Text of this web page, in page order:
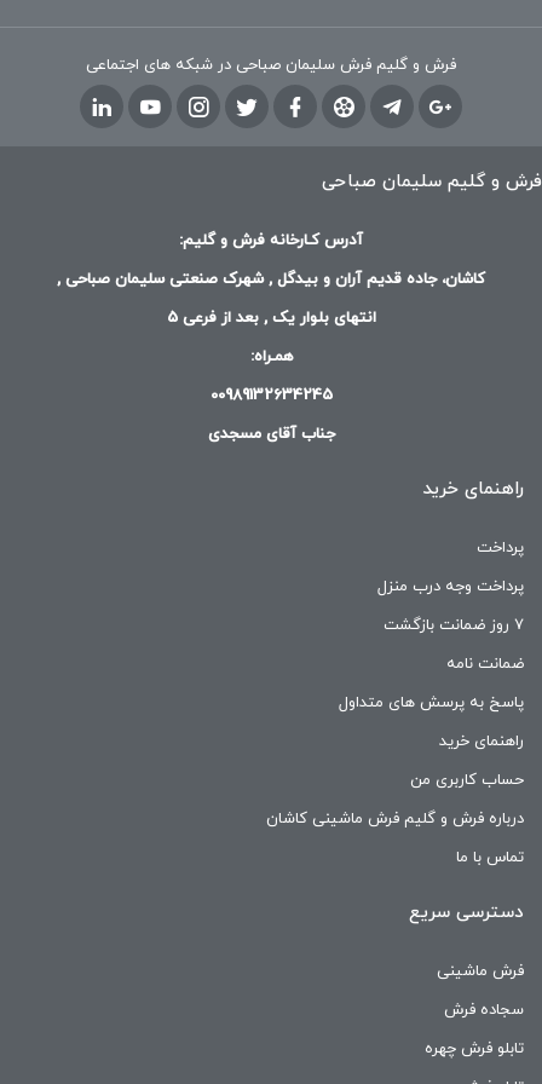
فرش و گلیم فرش سلیمان صباحی در شبکه های اجتماعی
فرش و گلیم سلیمان صباحی
آدرس کـارخانه فرش و گلیم:
کاشان، جاده قدیم آران و بیدگل , شهرک صنعتی سلیمان صباحی ,
انتهای بلوار یک , بعد از فرعی 5
همـراه:
00989132634245
جناب آقای مسجدی
راهنمای خرید
پرداخت
پرداخت وجه درب منزل
۷ روز ضمانت بازگشت
ضمانت نامه
پاسخ به پرسش های متداول
راهنمای خرید
حساب کاربری من
درباره فرش و گلیم فرش ماشینی کاشان
تماس با ما
دسترسی سریع
فرش ماشینی
سجاده فرش
تابلو فرش چهره